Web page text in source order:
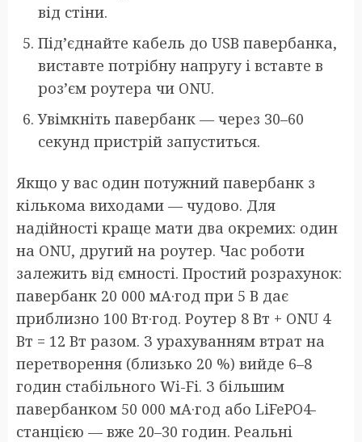
від стіни.
Під’єднайте кабель до USB павербанка,
виставте потрібну напругу і вставте в
роз’єм роутера чи ONU.
Увімкніть павербанк — через 30–60
секунд пристрій запуститься.
Якщо у вас один потужний павербанк з
кількома виходами — чудово. Для
надійності краще мати два окремих: один
на ONU, другий на роутер. Час роботи
залежить від ємності. Простий розрахунок:
павербанк 20 000 мА·год при 5 В дає
приблизно 100 Вт·год. Роутер 8 Вт + ONU 4
Вт = 12 Вт разом. З урахуванням втрат на
перетворення (близько 20 %) вийде 6–8
годин стабільного Wi-Fi. З більшим
павербанком 50 000 мА·год або LiFePO4-
станцією — вже 20–30 годин. Реальні